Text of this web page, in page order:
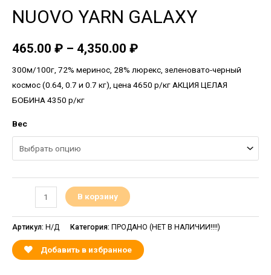
NUOVO YARN GALAXY
465.00 ₽ – 4,350.00 ₽
300м/100г, 72% меринос, 28% люрекс, зеленовато-черный
космос (0.64, 0.7 и 0.7 кг), цена 4650 р/кг АКЦИЯ ЦЕЛАЯ
БОБИНА 4350 р/кг
Вес
В корзину
Артикул: Н/Д Категория: ПРОДАНО (НЕТ В НАЛИЧИИ!!!!)
Добавить в избранное